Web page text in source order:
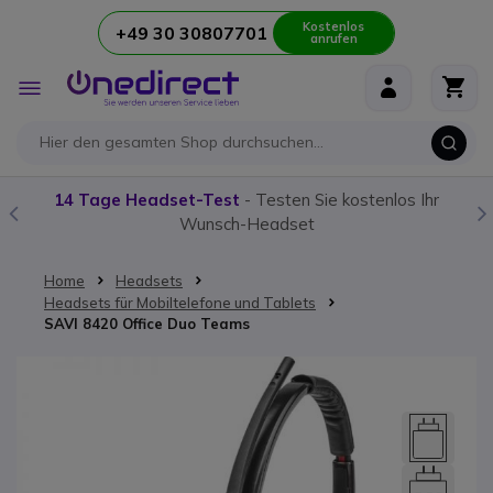
Zum Inhalt springen+49 30 30807701 Kostenlos
anrufen
Navigation
umschalten
14 Tage Headset-Test- Testen Sie kostenlos Ihr
Wunsch-Headset
Home
Headsets
Headsets für Mobiltelefone und Tablets
SAVI 8420 Office Duo Teams